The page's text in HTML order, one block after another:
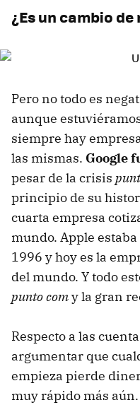
¿Es un cambio de
Pero no todo es
aunque
siempre hay
las mismas. Google
pesar de la crisis
principio de su
cuarta empresa
mundo. Apple
1996 y hoy es la
del mundo. Y todo
punto comy la gran
Respecto a las
argumentar que
empieza pierde
muy rápido más